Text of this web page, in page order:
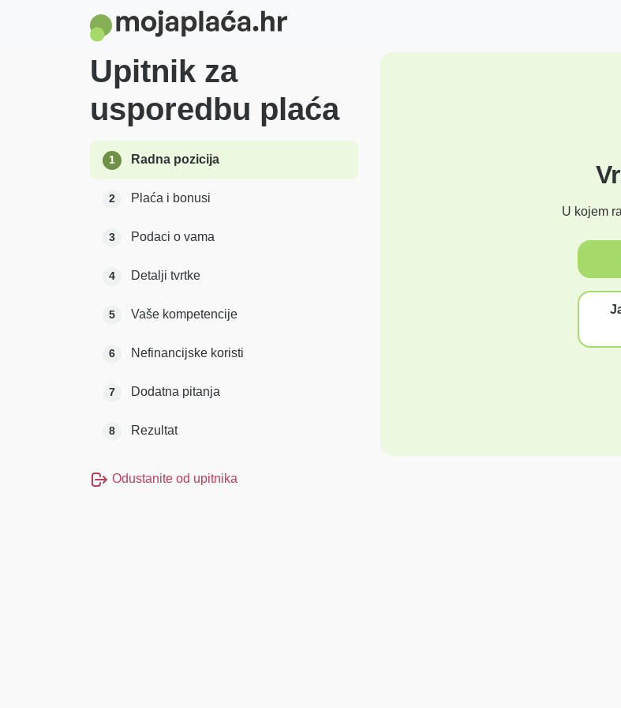
Upitnik za
usporedbu plaća
1 Radna pozicija
2 Plaća i bonusi
3 Podaci o vama
4 Detalji tvrtke
5 Vaše kompetencije
6 Nefinancijske koristi
7 Dodatna pitanja
8 Rezultat
Odustanite od upitnika
U kojem